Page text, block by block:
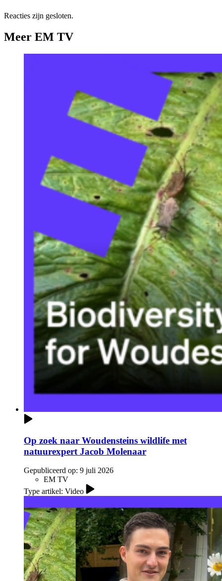
Reacties zijn gesloten.
Meer EM TV
Op zoek naar Woudensteins wildlife met
natuurexpert Jacob Molenaar
Gepubliceerd op: 9 juli 2026
EM TV
Type artikel: Video